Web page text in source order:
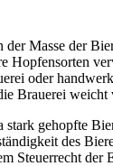
der Masse der
Hopfensorten
oder
Brauerei weicht
gehopfte
des
Steuerrecht